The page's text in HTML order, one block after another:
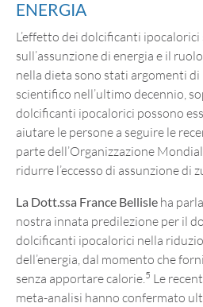
ENERGIA
L’effetto dei dolcificanti ipocalorici
sull’assunzione di energia e il
nella dieta sono stati argomenti
scientifico nell’ultimo decennio,
dolcificanti ipocalorici possono
aiutare le persone a seguire le
parte dell’Organizzazione
ridurre l’eccesso di assunzione di
La Dott.ssa France Bellisle ha
nostra innata predilezione per il
dolcificanti ipocalorici nella
dell’energia, dal momento che
senza apportare calorie. 5 Le
meta-analisi hanno confermato